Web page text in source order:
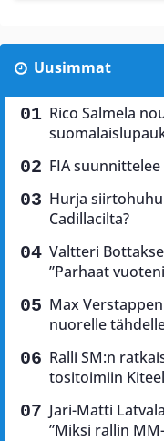
Uusimmat
Rico Salmela
FIA
Hurja siirtohuhu
Cadillacilta?
Valtteri
”Parhaat
Max
nuorelle
Ralli SM:n
tositoimiin
Jari-Matti
”Miksi rallin